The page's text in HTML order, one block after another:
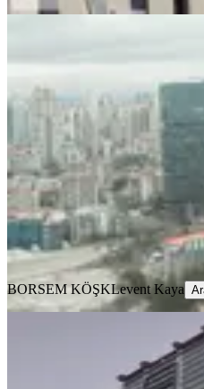
Armadaya
5+2 Kiralık
Çankaya,
5+ Oda
390
480.000 ₺
BORSEM KÖŞK Levent Kaya
Ara
BORSEM KÖŞKLevent Kaya
Eskişehir
Armadaya
7+1